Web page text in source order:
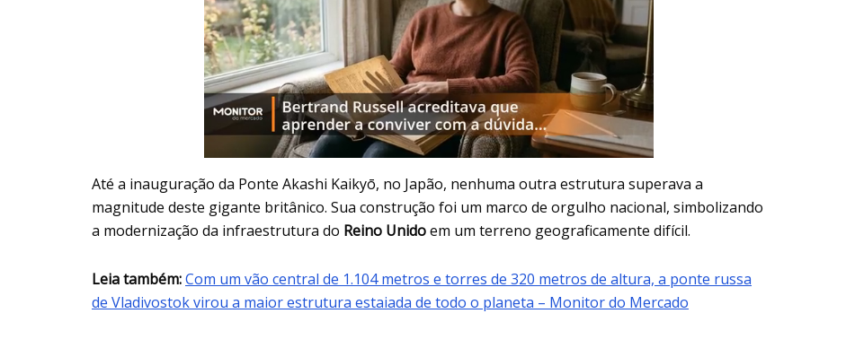
Até a inauguração da Ponte Akashi Kaikyō, no Japão, nenhuma outra estrutura superava a
magnitude deste gigante britânico. Sua construção foi um marco de orgulho nacional, simbolizando
a modernização da infraestrutura do Reino Unidoem um terreno geograficamente difícil.
Leia também:Com um vão central de 1.104 metros e torres de 320 metros de altura, a ponte russa
de Vladivostok virou a maior estrutura estaiada de todo o planeta – Monitor do Mercado